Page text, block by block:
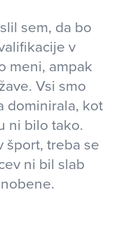
sem, da bo
v
meni, ampak
Vsi smo
dominirala, kot
ni bilo tako.
šport, treba se
ni bil slab